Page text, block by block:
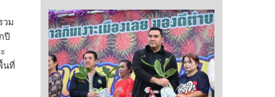
วม
ปี
นที่